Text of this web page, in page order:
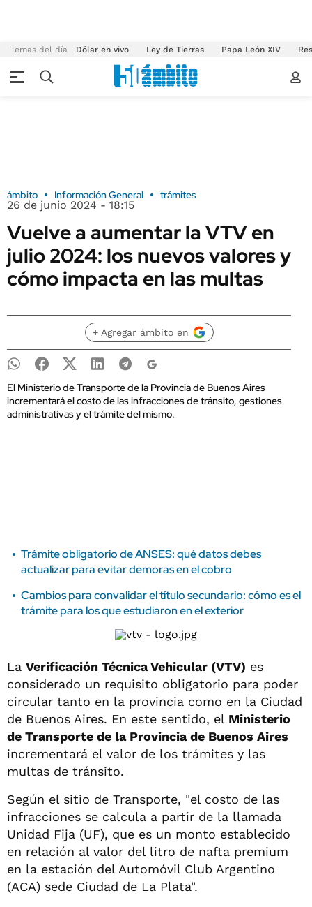
Temas del día Dólar en vivo Ley de Tierras Papa León XIV
ámbito Información General trámites
26 de junio 2024 - 18:15
Vuelve a aumentar la VTV en
julio 2024: los nuevos valores y
cómo impacta en las multas
+ Agregar ámbito en
El Ministerio de Transporte de la Provincia de Buenos Aires
incrementará el costo de las infracciones de tránsito, gestiones
administrativas y el trámite del mismo.
Trámite obligatorio de ANSES: qué datos debes
actualizar para evitar demoras en el cobro
Cambios para convalidar el título secundario: cómo es el
trámite para los que estudiaron en el exterior
La Verificación Técnica Vehicular (VTV) es
considerado un requisito obligatorio para poder
circular tanto en la provincia como en la Ciudad
de Buenos Aires. En este sentido, el Ministerio
de Transporte de la Provincia de Buenos Aires
incrementará el valor de los trámites y las
multas de tránsito.
Según el sitio de Transporte, "el costo de las
infracciones se calcula a partir de la llamada
Unidad Fija (UF), que es un monto establecido
en relación al valor del litro de nafta premium
en la estación del Automóvil Club Argentino
(ACA) sede Ciudad de La Plata".